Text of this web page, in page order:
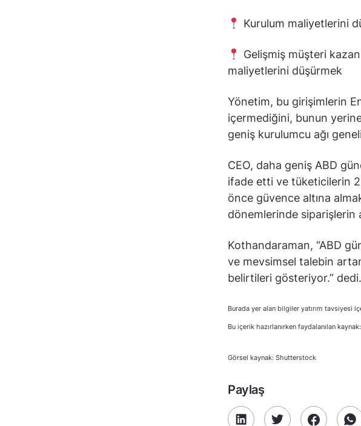
Kurulum maliyetlerini
Gelişmiş müşteri
maliyetlerini düşürmek
Yönetim, bu girişimlerin
içermediğini, bunun
geniş kurulumcu ağı
CEO, daha geniş ABD
ifade etti ve tüketicilerin
önce güvence altına
dönemlerinde siparişlerin
Kothandaraman, “ABD
ve mevsimsel talebin
belirtileri gösteriyor.” dedi.
Burada yer alan bilgiler yatırım tavsiyesi
Bu içerik hazırlanırken faydalanılan kaynak:
Görsel kaynak: Shutterstock
Paylaş